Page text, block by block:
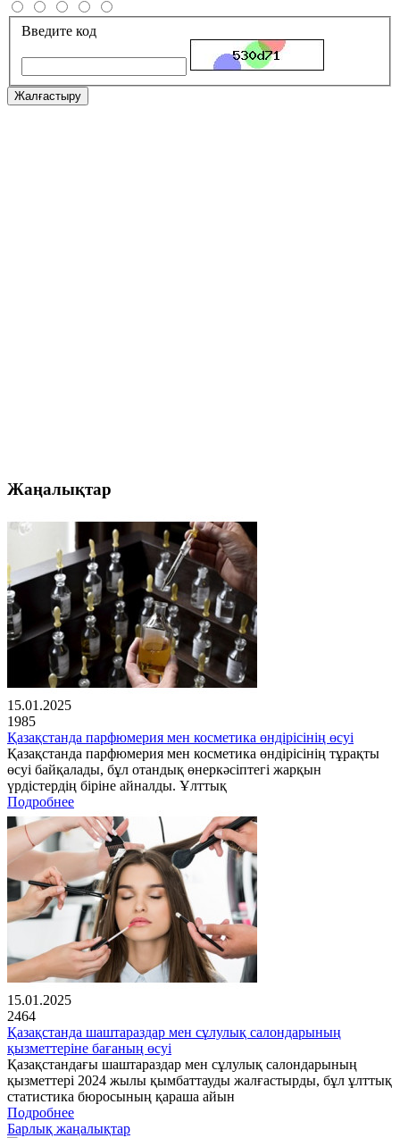
Введите код
Жалғастыру
Жаңалықтар
15.01.2025
1985
Қазақстанда парфюмерия мен косметика өндірісінің өсуі
Қазақстанда парфюмерия мен косметика өндірісінің тұрақты
өсуі байқалады, бұл отандық өнеркәсіптегі жарқын
үрдістердің біріне айналды. Ұлттық
Подробнее
15.01.2025
2464
Қазақстанда шаштараздар мен сұлулық салондарының
қызметтеріне бағаның өсуі
Қазақстандағы шаштараздар мен сұлулық салондарының
қызметтері 2024 жылы қымбаттауды жалғастырды, бұл ұлттық
статистика бюросының қараша айын
Подробнее
Барлық жаңалықтар